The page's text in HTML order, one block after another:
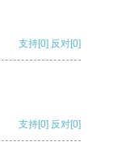
支持[0] 反对[0]
支持[0] 反对[0]